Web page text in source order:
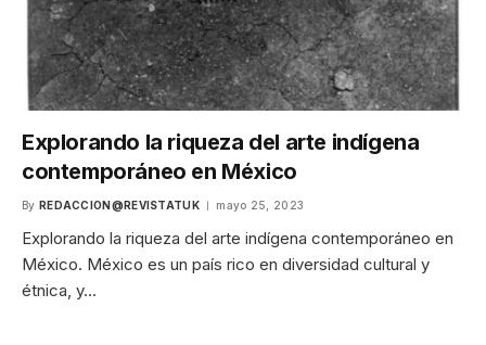
Explorando la riqueza del arte indígena
contemporáneo en México
By REDACCION@REVISTATUK mayo 25, 2023
Explorando la riqueza del arte indígena contemporáneo en
México. México es un país rico en diversidad cultural y
étnica, y…